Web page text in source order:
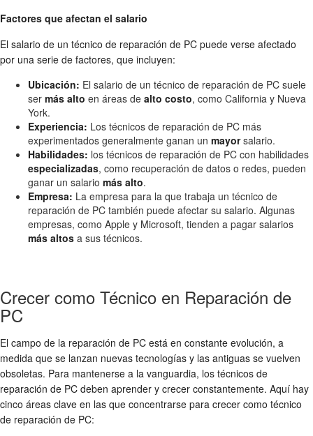
Factores que afectan el salario
El salario de un técnico de reparación de PC puede verse afectado
por una serie de factores, que incluyen:
Ubicación: El salario de un técnico de reparación de PC suele
ser más alto en áreas de alto costo, como California y Nueva
York.
Experiencia: Los técnicos de reparación de PC más
experimentados generalmente ganan un mayorsalario.
Habilidades: los técnicos de reparación de PC con habilidades
especializadas, como recuperación de datos o redes, pueden
ganar un salario más alto.
Empresa: La empresa para la que trabaja un técnico de
reparación de PC también puede afectar su salario. Algunas
empresas, como Apple y Microsoft, tienden a pagar salarios
más altos a sus técnicos.
Crecer como Técnico en Reparación de
PC
El campo de la reparación de PC está en constante evolución, a
medida que se lanzan nuevas tecnologías y las antiguas se vuelven
obsoletas. Para mantenerse a la vanguardia, los técnicos de
reparación de PC deben aprender y crecer constantemente. Aquí hay
cinco áreas clave en las que concentrarse para crecer como técnico
de reparación de PC: